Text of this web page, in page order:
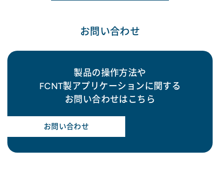
お問い合わせ
製品の操作方法や
FCNT製アプリケーションに関する
お問い合わせはこちら
お問い合わせ